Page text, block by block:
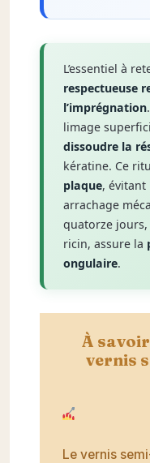
L’essentiel à
respectueuse
l’imprégnation
limage
dissoudre la
kératine. Ce
plaque, évitant
arrachage
quatorze jours,
ricin, assure la
ongulaire.
À
vernis
Le vernis